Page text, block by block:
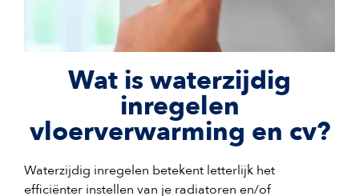
Wat is waterzijdig
inregelen
vloerverwarming en cv?
Waterzijdig inregelen betekent letterlijk het
efficiënter instellen van je radiatoren en/of